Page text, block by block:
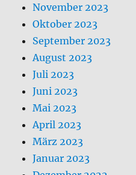
November 2023
Oktober 2023
September 2023
August 2023
Juli 2023
Juni 2023
Mai 2023
April 2023
März 2023
Januar 2023